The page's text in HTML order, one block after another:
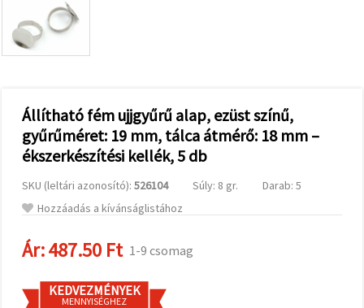
relevánsabb
tartalmat
és
hirdetéseket
analitikai és
marketingpartnereink
segítségével
elfogadása"
gombra
kattintva
elfogadhatja
sütit, vagy
megadhatja
preferenciáit
Állítható fém ujjgyűrű alap, ezüst színű,
gyűrűméret: 19 mm, tálca átmérő: 18 mm –
ékszerkészítési kellék, 5 db
SKU (leltári azonosító): 526104 Súly: 8 gr.
Darab: 5
Hozzáadás a kívánságlistához
Ár:487.50 Ft 1-9 csomag
KEDVEZMÉNYEK
MENNYISÉGHEZ